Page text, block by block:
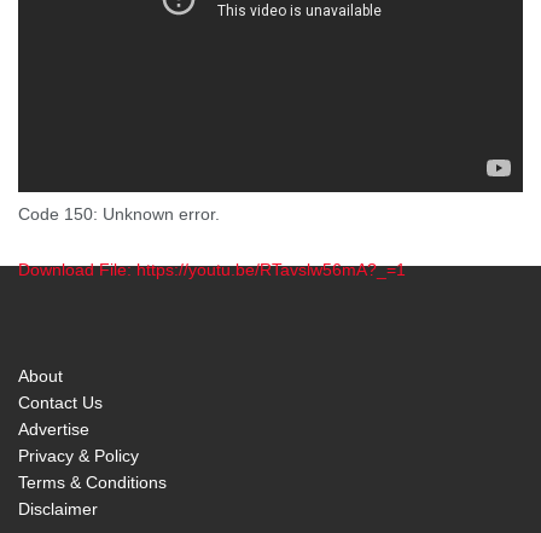
Code 150: Unknown error.
Download File: https://youtu.be/RTavslw56mA?_=1
About
Contact Us
Advertise
Privacy & Policy
Terms & Conditions
Disclaimer